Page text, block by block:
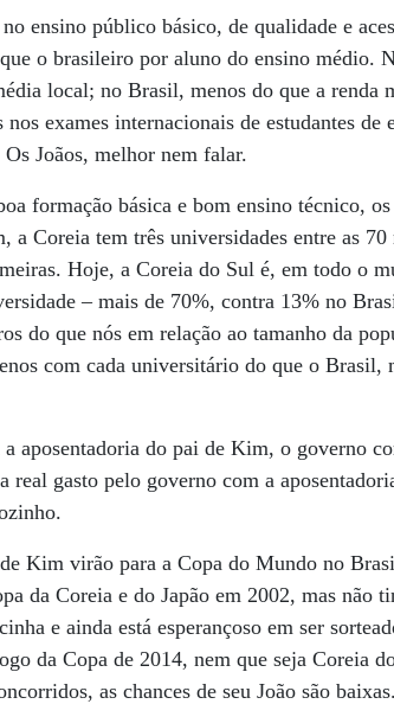
ensino público básico, de qualidade e
o brasileiro por aluno do ensino médio.
local; no Brasil, menos do que a renda
exames internacionais de estudantes
Joãos, melhor nem falar.
formação básica e bom ensino técnico,
a Coreia tem três universidades entre as
Hoje, a Coreia do Sul é, em todo o
– mais de 70%, contra 13% no
do que nós em relação ao tamanho da
com cada universitário do que o Brasil,
aposentadoria do pai de Kim, o governo
gasto pelo governo com a
Kim virão para a Copa do Mundo no
da Coreia e do Japão em 2002, mas não
e ainda está esperançoso em ser
da Copa de 2014, nem que seja Coreia
as chances de seu João são